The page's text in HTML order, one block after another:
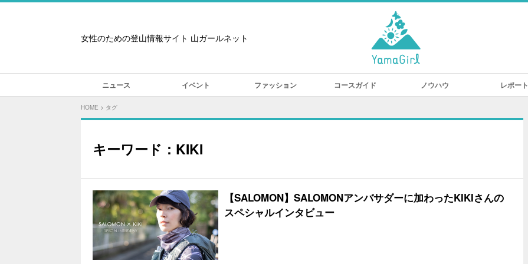
女性のための登山情報サイト 山ガールネット
ニュース イベント ファッション コースガイド ノウハウ レポート
HOME > タグ
キーワード：KIKI
【SALOMON】SALOMONアンバサダーに加わったKIKIさんの
スペシャルインタビュー